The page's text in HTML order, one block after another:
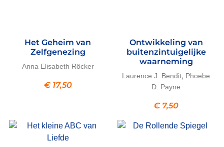
Het Geheim van
Zelfgenezing
Anna Elisabeth Röcker
€17,50
Ontwikkeling van
buitenzintuigelijke
waarneming
Laurence J. Bendit, Phoebe
D. Payne
€7,50